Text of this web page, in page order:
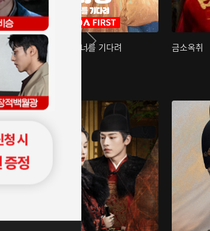
아재저리등니 : 너를 기다려 금소옥취